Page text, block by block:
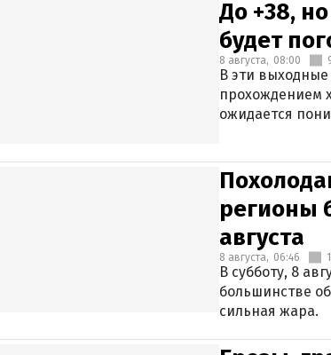
До +38,
будет
8 августа, 08:00
В эти
прохождением
ожидается
регионы
августа
8 августа, 06:46
В субботу, 8
большинстве
сильная жара.